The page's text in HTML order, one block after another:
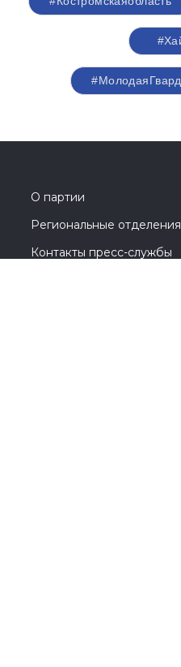
О партии
Региональные отделения
Контакты пресс-службы